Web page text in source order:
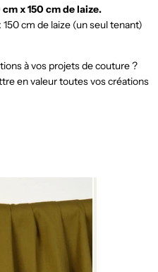
x 150 cm de laize.
cm de laize (un seul tenant)
à vos projets de couture ?
en valeur toutes vos créations